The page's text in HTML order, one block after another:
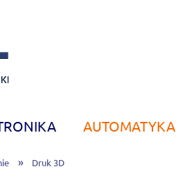
AUTOMATYKA
» Druk 3D